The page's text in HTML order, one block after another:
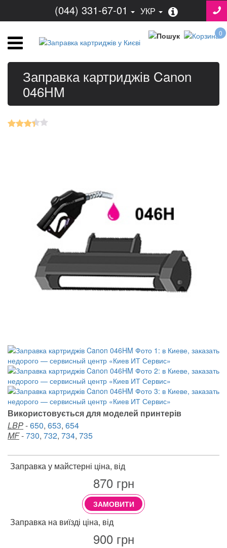
(044) 331-67-01 УКР
0
Заправка картриджів Canon
046HM
Використовується для моделей принтерів
LBP-650, 653, 654
MF-730, 732, 734, 735
Заправка у майстерні ціна, від
870грн
ЗАМОВИТИ
Заправка на виїзді ціна, від
900грн